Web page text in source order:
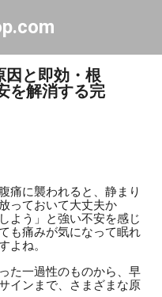
テンツに移動
と即効・根
を解消する完
痛に襲われると、静まり
っておいて大丈夫か
よう」と強い不安を感じ
も痛みが気になって眠れ
よね。
た一過性のものから、早
インまで、さまざまな原